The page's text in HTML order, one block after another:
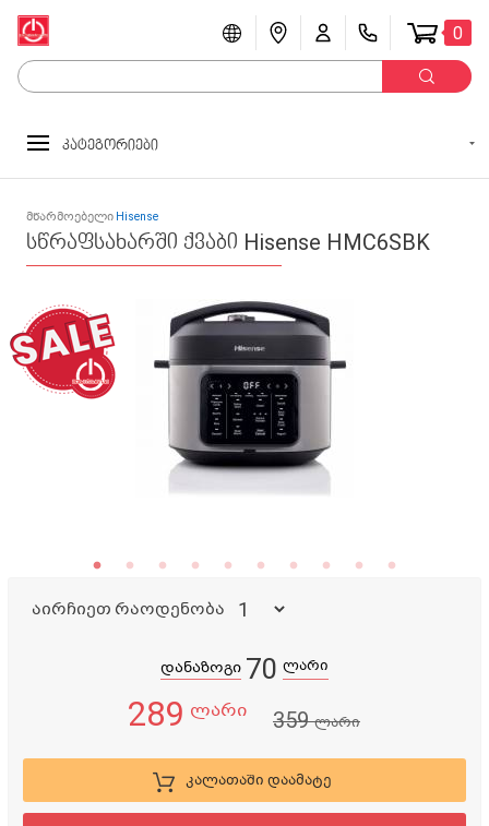
0
კატეგორიები
მწარმოებელი Hisense
სწრაფსახარში ქვაბი Hisense HMC6SBK
აირჩიეთ რაოდენობა
დანაზოგი 70 ლარი
289 ლარი 359ლარი
კალათაში დაამატე